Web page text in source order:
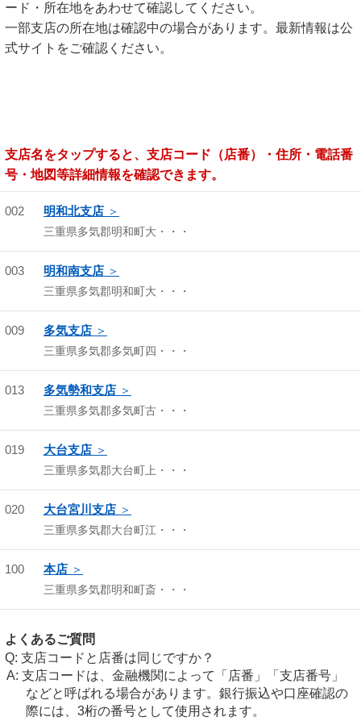
ード・所在地をあわせて確認してください。
一部支店の所在地は確認中の場合があります。最新情報は公
式サイトをご確認ください。
支店名をタップすると、支店コード（店番）・住所・電話番
号・地図等詳細情報を確認できます。
002 明和北支店
三重県多気郡明和町大・・・
003 明和南支店
三重県多気郡明和町大・・・
009 多気支店
三重県多気郡多気町四・・・
013 多気勢和支店
三重県多気郡多気町古・・・
019 大台支店
三重県多気郡大台町上・・・
020 大台宮川支店
三重県多気郡大台町江・・・
100 本店
三重県多気郡明和町斎・・・
よくあるご質問
支店コードと店番は同じですか？
支店コードは、金融機関によって「店番」「支店番号」
などと呼ばれる場合があります。銀行振込や口座確認の
際には、3桁の番号として使用されます。